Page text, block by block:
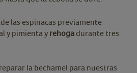
las espinacas previamente
y pimienta y rehoga durante tres
la bechamel para nuestras